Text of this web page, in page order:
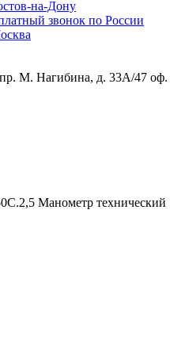
на-Дону
звонок по России
пр. М. Нагибина, д. 33А/47 оф.
Манометр технический